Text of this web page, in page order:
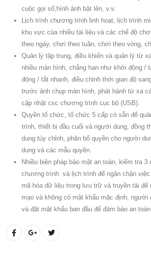
cuộc gọi số,hình ảnh bật lên, v.v.
Lịch trình chương trình linh hoạt, lịch trình
khu vực của nhiều tài liệu và các chế độ
theo ngày, chơi theo tuần, chơi theo vòng,
Quản lý tập trung, điều khiển và quản lý từ
nhiều màn hình, chẳng hạn như khởi động /
động / tắt nhanh, điều chỉnh thời gian độ
trước ảnh chụp màn hình, phát hành từ xa
cập nhật csc chương trình cục bộ (USB).
Quyền tổ chức, tổ chức 5 cấp có sẵn để
trình, thiết bị đầu cuối và người dung, đồng
dung tùy chỉnh, phân bổ quyền cho người
dung và các mẫu quyền.
Nhiều biện pháp bảo mật an toàn, kiểm tra 3
chương trình và lịch trình để ngăn chặn việc
mã hóa dữ liệu trong lưu trữ và truyền tải để
mạo và không có mật khẩu mặc định, người
và đặt mật khẩu ban đầu để đảm bảo an